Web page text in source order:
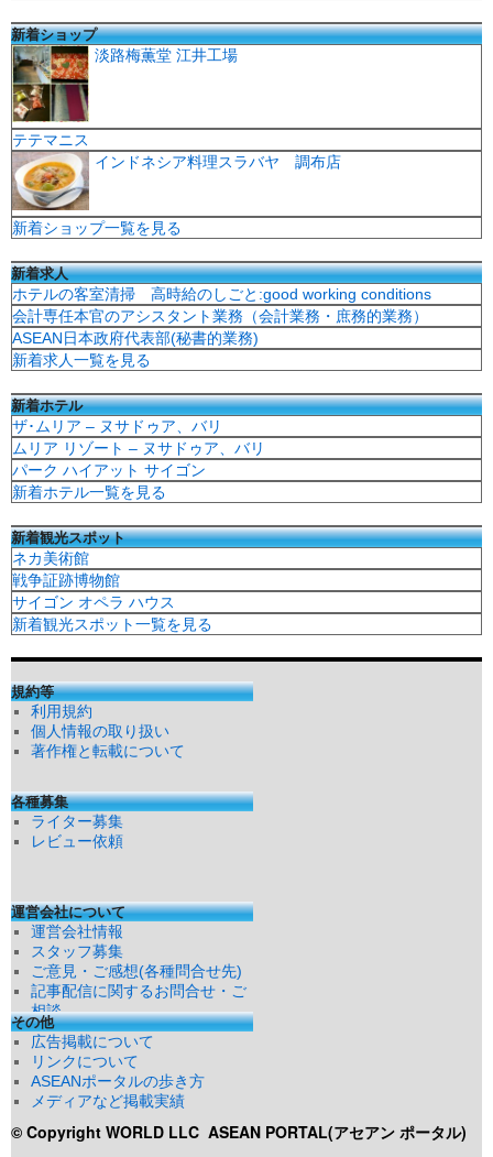
新着ショップ
淡路梅薫堂 江井工場
テテマニス
インドネシア料理スラバヤ 調布店
新着ショップ一覧を見る
新着求人
ホテルの客室清掃 高時給のしごと:good working conditions
会計専任本官のアシスタント業務（会計業務・庶務的業務）
ASEAN日本政府代表部(秘書的業務)
新着求人一覧を見る
新着ホテル
ザ･ムリア – ヌサドゥア、バリ
ムリア リゾート – ヌサドゥア、バリ
パーク ハイアット サイゴン
新着ホテル一覧を見る
新着観光スポット
ネカ美術館
戦争証跡博物館
サイゴン オペラ ハウス
新着観光スポット一覧を見る
規約等
利用規約
個人情報の取り扱い
著作権と転載について
各種募集
ライター募集
レビュー依頼
運営会社について
運営会社情報
スタッフ募集
ご意見・ご感想(各種問合せ先)
記事配信に関するお問合せ・ご
相談
その他
広告掲載について
リンクについて
ASEANポータルの歩き方
メディアなど掲載実績
© Copyright WORLD LLC ASEAN PORTAL(アセアン ポータル)